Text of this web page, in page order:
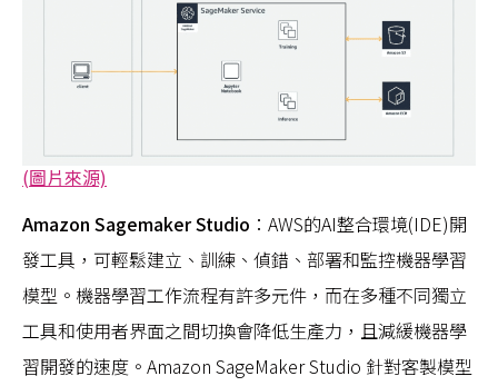
(圖片來源)
Amazon Sagemaker Studio ：AWS的AI整合環境(IDE)開
發工具，可輕鬆建立、訓練、偵錯、部署和監控機器學習
模型。機器學習工作流程有許多元件，而在多種不同獨立
工具和使用者界面之間切換會降低生產力，且減緩機器學
習開發的速度。Amazon SageMaker Studio 針對客製模型